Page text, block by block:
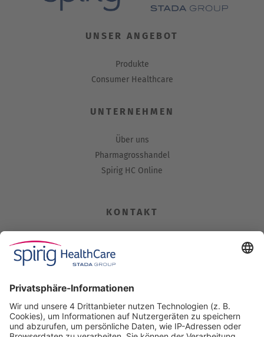
UNSER ANGEBOT
Produkte
Consumer Healthcare
UNTERNEHMEN
Über uns
Pharmagrosshandel
Spirig HC Online
KONTAKT
Industriestrasse 30
CH-4622 Egerkingen
Tel. +41 62 388 85 00
info@spirig-healthcare.ch
Pharmakovigilanz